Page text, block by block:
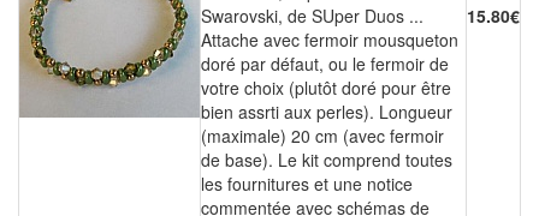
Swarovski, de SUper Duos ...
Attache avec fermoir mousqueton
doré par défaut, ou le fermoir de
votre choix (plutôt doré pour être
bien assrti aux perles). Longueur
(maximale) 20 cm (avec fermoir
de base). Le kit comprend toutes
les fournitures et une notice
commentée avec schémas de
15.80€